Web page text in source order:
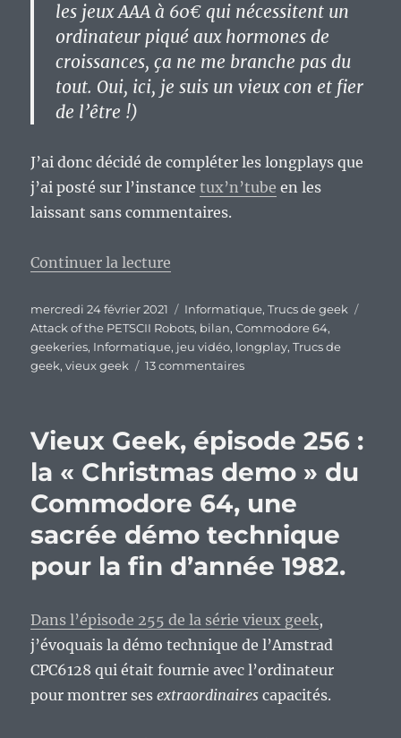
les jeux AAA à 60€ qui nécessitent un
ordinateur piqué aux hormones de
croissances, ça ne me branche pas du
tout. Oui, ici, je suis un vieux con et fier
de l’être !)
J’ai donc décidé de compléter les longplays que
j’ai posté sur l’instancetux’n’tube en les
laissant sans commentaires.
Continuer la lecture
Publié
le
mercredi 24 février 2021 Catégories
Informatique,Trucs de geek
Attack of the PETSCII Robots, bilan,Commodore 64,
geekeries, Informatique, jeu vidéo, longplay,Trucs de
geek,vieux geek 13 commentairessur
PETSCII
dernière
:)
Vieux Geek, épisode 256 :
la « Christmas demo » du
Commodore 64, une
sacrée démo technique
pour la fin d’année 1982.
Dans l’épisode 255 de la série vieux geek,
j’évoquais la démo technique de l’Amstrad
CPC6128 qui était fournie avec l’ordinateur
pour montrer sesextraordinaires capacités.